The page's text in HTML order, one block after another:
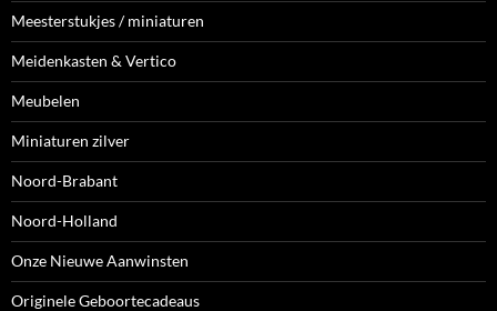
Meesterstukjes / miniaturen
Meidenkasten & Vertico
Meubelen
Miniaturen zilver
Noord-Brabant
Noord-Holland
Onze Nieuwe Aanwinsten
Originele Geboortecadeaus